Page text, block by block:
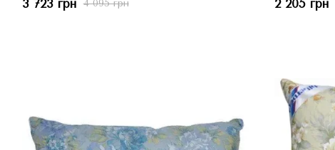
4 095 грн
3 723 грн 2 205 грн